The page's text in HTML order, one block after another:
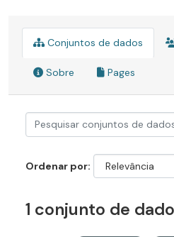
Conjuntos de dados
Sobre Pages
Ordenar por
1 conjunto de